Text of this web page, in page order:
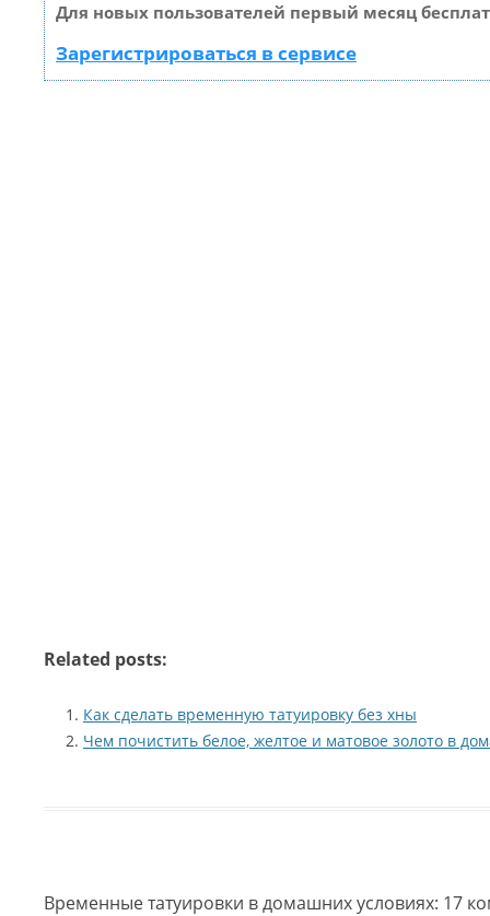
Для новых пользователей первый месяц
Зарегистрироваться в сервисе
Related posts:
Как сделать временную татуировку без хны
Чем почистить белое, желтое и матовое золото в
Временные татуировки в домашних условиях: 17